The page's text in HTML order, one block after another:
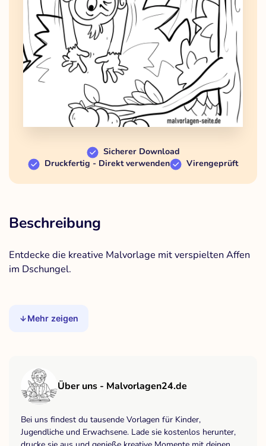
Sicherer Download
Druckfertig - Direkt verwenden
Virengeprüft
Beschreibung
Entdecke die kreative Malvorlage mit verspielten Affen
im Dschungel.
Mehr zeigen
Über uns - Malvorlagen24.de
Bei uns findest du tausende Vorlagen für Kinder,
Jugendliche und Erwachsene. Lade sie kostenlos herunter,